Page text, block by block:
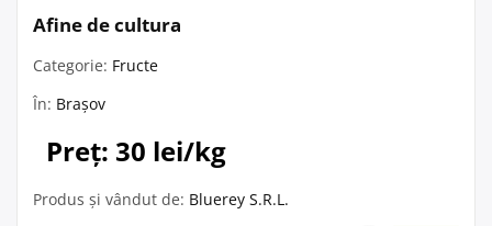
Afine de cultura
Categorie: Fructe
În: Brașov
Preț: 30 lei/kg
Produs și vândut de: Bluerey S.R.L.